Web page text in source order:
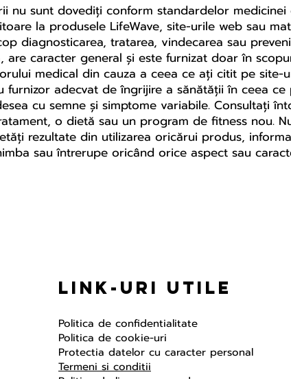
nu sunt dovediți conform standardelor
la produsele LifeWave, site-urile web sau
diagnosticarea, tratarea, vindecarea sau
caracter general și este furnizat doar în
medical din cauza a ceea ce ați citit pe site-
adecvat de îngrijire a sănătății în ceea ce
cu semne și simptome variabile. Consultați
o dietă sau un program de fitness nou.
rezultate din utilizarea oricărui produs,
sau întrerupe oricând orice aspect sau
Link-uri Utile
Politica de confidentialitate
Politica de cookie-uri
Protectia datelor cu caracter personal
Termeni si conditii